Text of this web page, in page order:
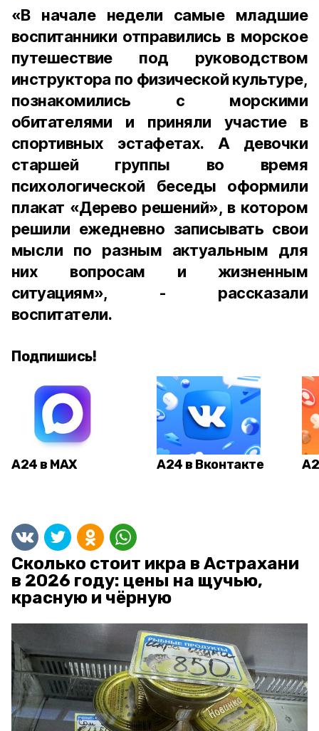
«В начале недели самые младшие
воспитанники отправились в морское
путешествие под руководством
инструктора по физической культуре,
познакомились с морскими
обитателями и приняли участие в
спортивных эстафетах. А девочки
старшей группы во время
психологической беседы оформили
плакат «Дерево решений», в котором
решили ежедневно записывать свои
мысли по разным актуальным для
них вопросам и жизненным
ситуациям», - рассказали
воспитатели.
Подпишись!
А24 в MAX А24 в Вконтакте
Сколько стоит икра в Астрахани
в 2026 году: цены на щучью,
красную и чёрную